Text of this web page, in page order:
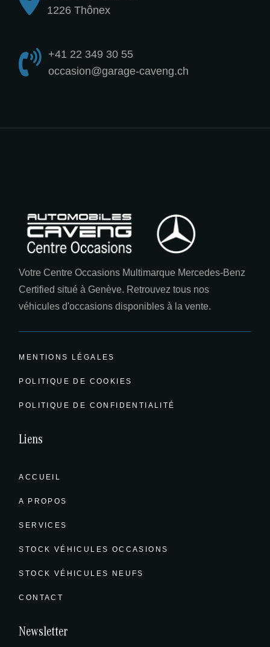
1226 Thônex
+41 22 349 30 55
occasion@garage-caveng.ch
Votre Centre Occasions Multimarque Mercedes-Benz
Certified situé à Genève. Retrouvez tous nos
véhicules d'occasions disponibles à la vente.
MENTIONS LÉGALES
POLITIQUE DE COOKIES
POLITIQUE DE CONFIDENTIALITÉ
Liens
ACCUEIL
A PROPOS
SERVICES
STOCK VÉHICULES OCCASIONS
STOCK VÉHICULES NEUFS
CONTACT
Newsletter